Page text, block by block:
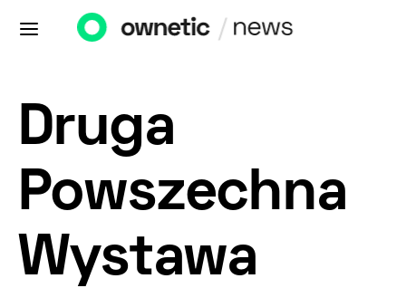
Druga
Powszechna
Wystawa